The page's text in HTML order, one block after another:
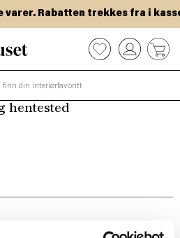
Rabatten trekkes fra i
0
hentested